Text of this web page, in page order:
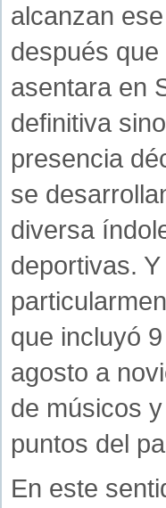
alcanzan
después
asentara en
definitiva
presencia
se
diversa
deportivas.
que incluyó
agosto a
de músicos
puntos del
En este